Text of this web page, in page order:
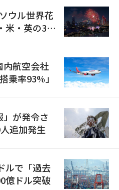
ウル世界花
米・英の3カ
内航空会社
乗率93%」
が発令さ
追加発生
ルで「過去
億ドル突破